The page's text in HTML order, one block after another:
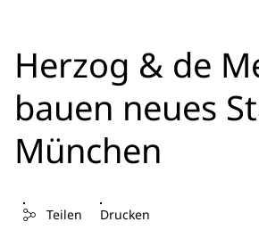
Herzog & de
bauen neues
München
Teilen Drucken